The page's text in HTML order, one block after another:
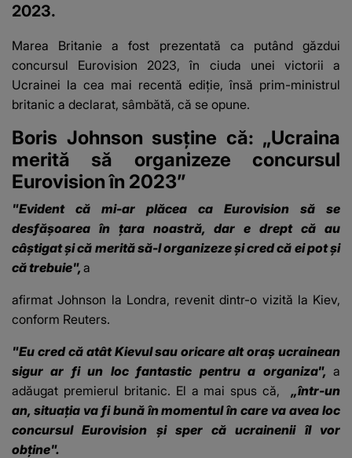
2023.
Marea Britanie a fost prezentată ca putând găzdui
concursul Eurovision 2023, în ciuda unei victorii a
Ucrainei la cea mai recentă ediţie, însă prim-ministrul
britanic a declarat, sâmbătă, că se opune.
Boris Johnson susține că: „Ucraina
merită să organizeze concursul
Eurovision în 2023”
"Evident că mi-ar plăcea ca Eurovision să se
desfăşoarea în ţara noastră, dar e drept că au
câştigat şi că merită să-l organizeze şicred că ei pot şi
că trebuie", a
afirmat Johnson la Londra, revenit dintr-o vizită la Kiev,
conform Reuters.
"Eu cred că atât Kievul sau oricare alt oraş ucrainean
sigur ar fi un loc fantastic pentru a organiza", a
adăugat premierul britanic. El a mai spus că, „într-un
an, situaţia va fi bună în momentul în care va avea loc
concursul Eurovision şi sper că ucrainenii îl vor
obţine".